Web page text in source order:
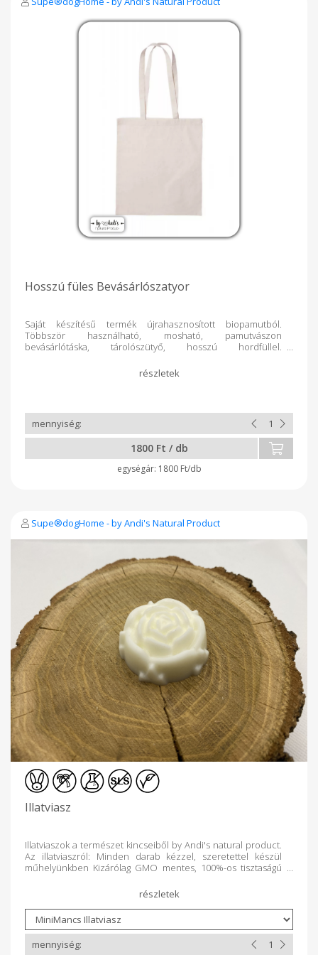
parabénmentes antivirális
Hosszú füles Bevásárlószatyor
Saját készítésű termék újrahasznosított biopamutból.
Többször használható, mosható, pamutvászon
bevásárlótáska, tárolószütyő, hosszú hordfüllel.
mentes. 100% pamut Natur tároló, bevásárló szütyő. Méret:
370×410 mm Táska kapacitása: 6 l Táska terhelhetőség: 8 kg
1800 Ft / db
1800 Ft/db
Supe®dogHome - by Andi's Natural Product
Illatviasz
Illatviaszok a természet kincseiből by Andi's natural product.
Az illatviaszról: Minden darab kézzel, szeretettel készül
műhelyünkben Kizárólag GMO mentes, 100%-os tisztaságú
eszenciális olajakkal illatosítjuk őket, melyek
parabénmentesek Alkalmasak vegán és állattartó otthonokba
Intenzív tematikus és természetes illatélményt biztosítanak
Egyik összetevőjét sem tesztelték állatokon Nem
tartalmaznak kőolaj származékokat Használatuk közben nem
szabadulnak fel toxinok, így fejfájás nélkül élvezhető a